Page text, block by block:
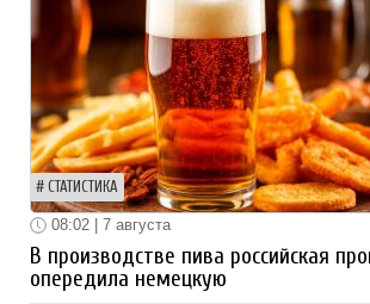
СТАТИСТИКА
08:02 | 7 августа
В производстве пива российская
опередила немецкую